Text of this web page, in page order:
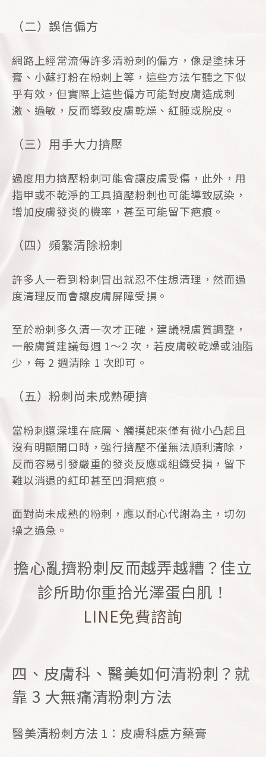
（二）誤信偏方
網路上經常流傳許多清粉刺的偏方，像是塗抹牙
膏、小蘇打粉在粉刺上等，這些方法乍聽之下似
乎有效，但實際上這些偏方可能對皮膚造成刺
激、過敏，反而導致皮膚乾燥、紅腫或脫皮。
（三）用手大力擠壓
過度用力擠壓粉刺可能會讓皮膚受傷，此外，用
指甲或不乾淨的工具擠壓粉刺也可能導致感染，
增加皮膚發炎的機率，甚至可能留下疤痕。
（四）頻繁清除粉刺
許多人一看到粉刺冒出就忍不住想清理，然而過
度清理反而會讓皮膚屏障受損。
至於粉刺多久清一次才正確，建議視膚質調整，
一般膚質建議每週 1～2 次，若皮膚較乾燥或油脂
少，每 2 週清除 1 次即可。
（五）粉刺尚未成熟硬擠
當粉刺還深埋在底層、觸摸起來僅有微小凸起且
沒有明顯開口時，強行擠壓不僅無法順利清除，
反而容易引發嚴重的發炎反應或組織受損，留下
難以消退的紅印甚至凹洞疤痕。
面對尚未成熟的粉刺，應以耐心代謝為主，切勿
操之過急。
擔心亂擠粉刺反而越弄越糟？佳立
診所助你重拾光澤蛋白肌！
LINE免費諮詢
四、皮膚科、醫美如何清粉刺？就
靠 3 大無痛清粉刺方法
醫美清粉刺方法 1：皮膚科處方藥膏